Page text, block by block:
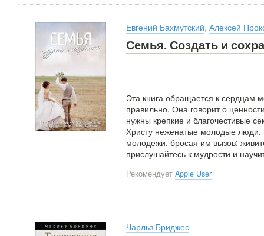
Евгений Бахмутский, Алексей
Семья. Создать и
Эта книга обращается к
правильно. Она говорит о
нужны крепкие и благочестивые
Христу неженатые молодые люди.
молодежи, бросая им вызов:
прислушайтесь к мудрости и
Рекомендует Apple User
Чарльз Бриджес